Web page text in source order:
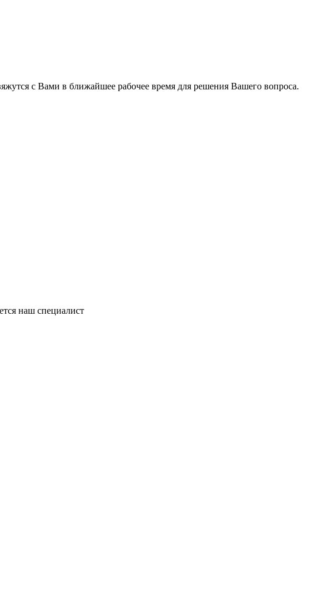
с Вами в ближайшее рабочее время для решения Вашего вопроса.
наш специалист